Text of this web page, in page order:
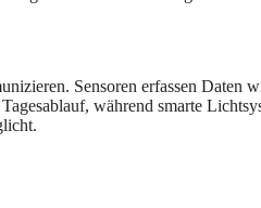
Sensoren erfassen Daten
während smarte